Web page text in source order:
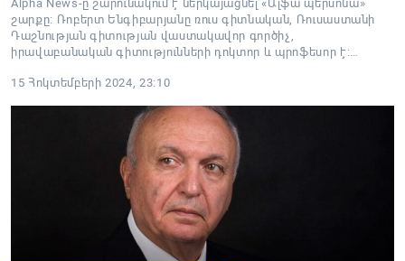
Alpha News-ը շարունակում է ներկայացնել «Ալֆա պերսոնա»
շարքը: Ռոբերտ Ենգիբարյանը ռուս գիտնական, Ռուսաստանի
Դաշնության գիտության վաստակավոր գործիչ,
իրավաբանական գիտությունների դոկտոր և պրոֆեսոր է։…
15 Հոկտեմբերի 2024, 23:10